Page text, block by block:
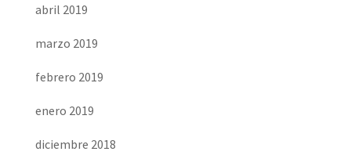
abril 2019
marzo 2019
febrero 2019
enero 2019
diciembre 2018